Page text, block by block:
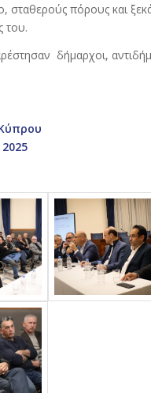
σταθερούς πόρους και
του.
δήμαρχοι,